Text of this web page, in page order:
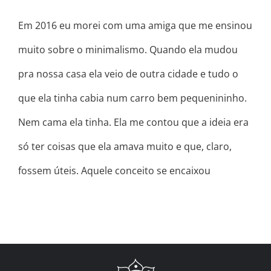
Em 2016 eu morei com uma amiga que me ensinou
muito sobre o minimalismo. Quando ela mudou
pra nossa casa ela veio de outra cidade e tudo o
que ela tinha cabia num carro bem pequenininho.
Nem cama ela tinha. Ela me contou que a ideia era
só ter coisas que ela amava muito e que, claro,
fossem úteis. Aquele conceito se encaixou